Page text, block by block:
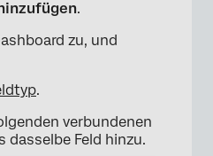
.
zu, und
.
verbundenen
dasselbe Feld hinzu.